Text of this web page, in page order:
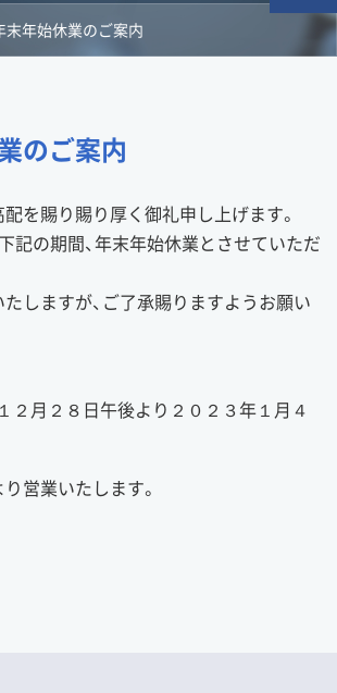
末年始休業のご案内
のご案内
を賜り賜り厚く御礼申し上げます。
記の期間、年末年始休業とさせていただ
しますが、ご了承賜りますようお願い
２月２８日午後より２０２３年１月４
営業いたします。